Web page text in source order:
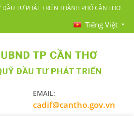
TƯ PHÁT TRIỂN THÀNH PHỐ CẦN THƠ
Tiếng Việt
EMAIL:
cadif@cantho.gov.vn